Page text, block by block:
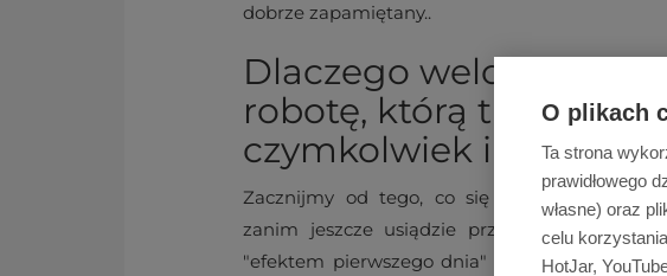
O plikach
Ta strona
prawidłowego
własne) oraz
celu
HotJar,
dobrze zapamiętany..
Dlaczego welcome
robotę, którą trudno
czymkolwiek innym
Zacznijmy od tego, co się dzieje w głowie
zanim jeszcze usiądzie przy biurku.
"efektem pierwszego dnia" – mózg jest